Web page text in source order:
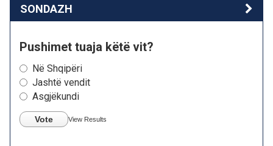
SONDAZH
Pushimet tuaja këtë vit?
Në Shqipëri
Jashtë vendit
Asgjëkundi
Vote View Results